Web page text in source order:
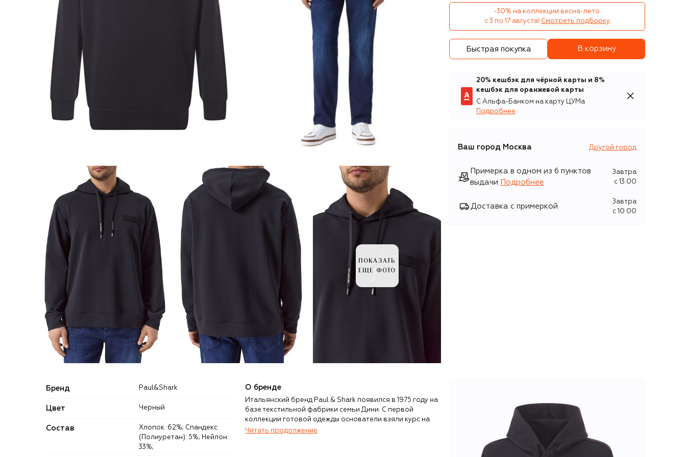
ПОКАЗАТЬ
ЕЩЕ ФОТО
-30% на коллекции весна-лето
с 3 по 17 августа! Смотреть подборку
Быстрая покупка В корзину
20% кешбэк для чёрной карты и 8%
кешбэк для оранжевой карты
С Альфа-Банком на карту ЦУМа
Подробнее
Ваш город Москва Другой город
Примерка в одном из 6 пунктов
выдачи
Подробнее
Завтра
c 13:00
Доставка с примеркой
Завтра
c 10:00
Бренд Paul&Shark
Цвет Черный
Состав
Хлопок: 62%; Спандекс
(Полиуретан): 5%; Нейлон:
33%;
О бренде
Итальянский бренд Paul & Shark появился в 1975 году на
базе текстильной фабрики семьи Дини. С первой
коллекции готовой одежды основатели взяли курс на
вполне конкретную аудиторию, к которой
Читать продолжение